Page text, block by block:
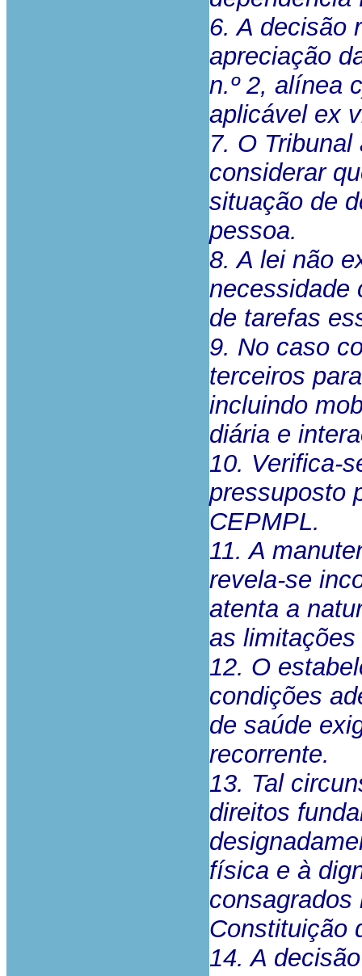
6. A decisão
apreciação
n.º 2, alínea
aplicável ex
7. O
considerar
situação de
pessoa.
8. A lei não
necessidade
de tarefas
9. No caso
terceiros
incluindo
diária e
10. Verifica-
pressuposto
CEPMPL.
11. A
revela-se
atenta a
as
12. O
condições
de saúde
recorrente.
13. Tal
direitos
física e à
consagrados
Constituição
14. A